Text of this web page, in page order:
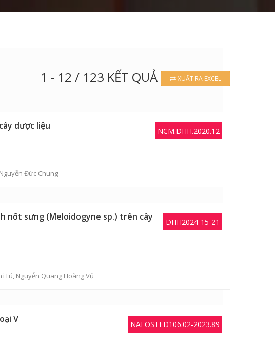
1 - 12 / 123 KẾT QUẢ XUẤT RA EXCEL
NCM.DHH.2020.12
dược liệu
Nguyễn Đức Chung
DHH2024-15-21
nốt sưng (Meloidogyne sp.) trên cây
Tú, Nguyễn Quang Hoàng Vũ
NAFOSTED106.02-2023.89
V